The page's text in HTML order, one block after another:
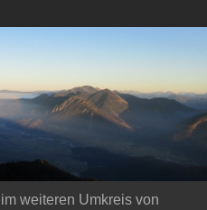
weiteren Umkreis von